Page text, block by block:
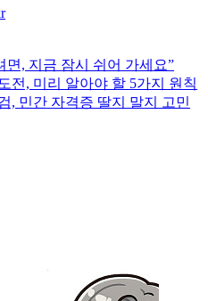
면, 지금 잠시 쉬어 가세요”
전, 미리 알아야 할 5가지 원칙
, 민간 자격증 딸지 말지 고민